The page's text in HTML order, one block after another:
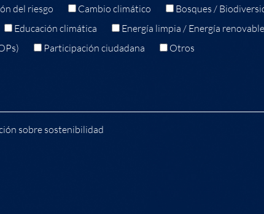
del riesgo
Cambio climático
Bosques /
Educación climática Energía limpia / Energía renovable
Participación ciudadana Otros
sobre sostenibilidad